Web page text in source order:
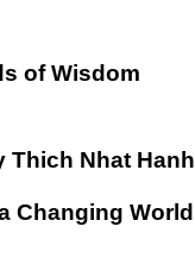
of Wisdom
Thich Nhat Hanh
Changing World